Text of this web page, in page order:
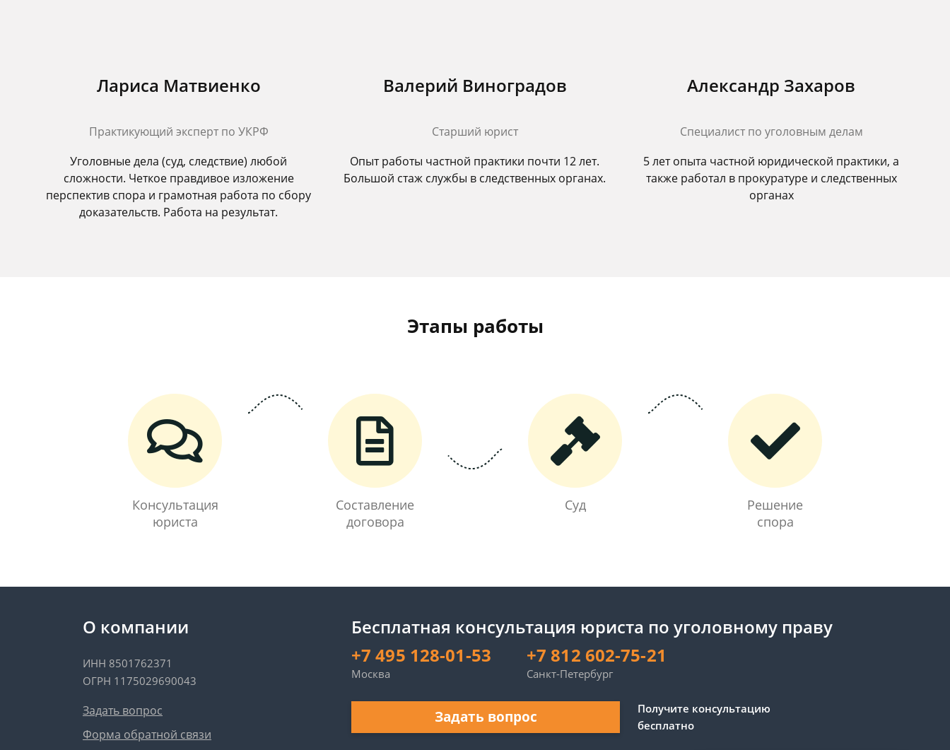
Лариса Матвиенко
Практикующий эксперт по УКРФ
Уголовные дела (суд, следствие) любой
сложности. Четкое правдивое изложение
перспектив спора и грамотная работа по сбору
доказательств. Работа на результат.
Валерий Виноградов
Старший юрист
Опыт работы частной практики почти 12 лет.
Большой стаж службы в следственных органах.
Александр Захаров
Специалист по уголовным делам
5 лет опыта частной юридической практики, а
также работал в прокуратуре и следственных
органах
Этапы работы
Консультация
юриста
Составление
договора
Суд
Решение
спора
О компании
ИНН 8501762371
ОГРН 1175029690043
Задать вопрос
Форма обратной связи
Бесплатная консультация юриста по уголовному праву
+7 495 128-01-53
Москва
+7 812 602-75-21
Санкт-Петербург
Задать вопрос
Получите консультацию
бесплатно